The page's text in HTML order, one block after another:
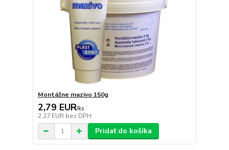
Montážne mazivo 150g
2,79 EUR/ks
2,27 EUR bez DPH
Pridať do košíka